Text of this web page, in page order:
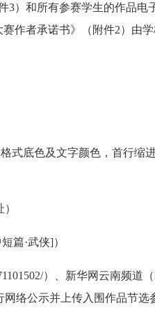
3）和所有参赛学生的作品电
作者承诺书》（附件2）由学
式底色及文字颜色，首行缩
篇·武侠]）
）、新华网云南频道
网络公示并上传入围作品节选